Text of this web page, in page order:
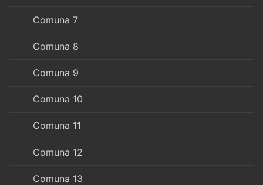
Comuna 7
Comuna 8
Comuna 9
Comuna 10
Comuna 11
Comuna 12
Comuna 13